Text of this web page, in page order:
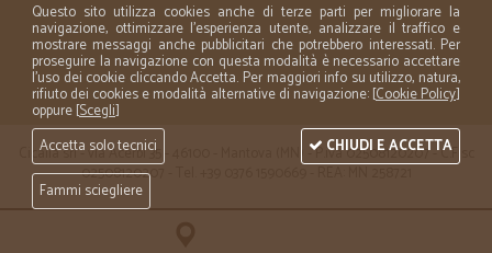
Cicalia srl - via Acerbi 35 - 46100 - Mantova (MN) - P.iva 02508120207 - C.Fisc
02508120207 - Tel. +39 0376 1590669 - REA: MN 258721
Questo sito utilizza cookies anche di terze parti per migliorare la
navigazione, ottimizzare l'esperienza utente, analizzare il traffico e
mostrare messaggi anche pubblicitari che potrebbero interessati. Per
proseguire la navigazione con questa modalità è necessario accettare
l'uso dei cookie cliccando Accetta. Per maggiori info su utilizzo, natura,
rifiuto dei cookies e modalità alternative di navigazione: [Cookie Policy]
oppure [Scegli]
Accetta solo tecnici
Fammi sciegliere
CHIUDI E ACCETTA